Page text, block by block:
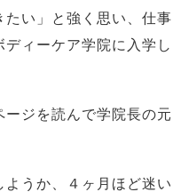
い」と強く思い、仕事
ィーケア学院に入学し
ジを読んで学院長の元
うか、４ヶ月ほど迷い